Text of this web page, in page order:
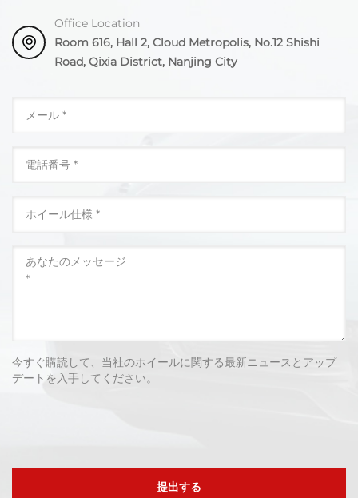
Office Location
Room 616, Hall 2, Cloud Metropolis, No.12 Shishi
Road, Qixia District, Nanjing City
今すぐ購読して、当社のホイールに関する最新ニュースとアップ
デートを入手してください。
提出する